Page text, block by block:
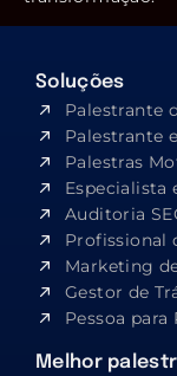
Soluções
Palestrante
Palestrante
Palestras
Especialista
Auditoria
Profissional
Marketing
Gestor de
Pessoa para
Melhor